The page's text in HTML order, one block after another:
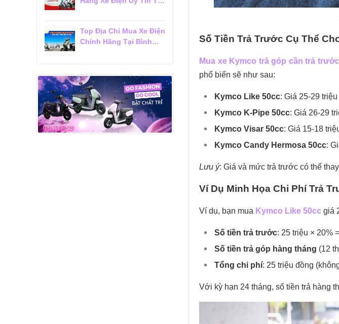
Số Tiền Trả Trước Cụ Thể
Mua xe Kymco trả góp cần trả
phổ biến sẽ như sau:
Kymco Like 50cc: Giá 25-29
Kymco K-Pipe 50cc: Giá 26-29
Kymco Visar 50cc: Giá 15-18
Kymco Candy Hermosa 50cc:
Lưu ý: Giá và mức trả trước có thể
Ví Dụ Minh Họa Chi Phí Trả
Ví dụ, bạn mua Kymco Like 50cc giá
Số tiền trả trước: 25 triệu × 20%
Số tiền trả góp hàng tháng (12
Tổng chi phí: 25 triệu đồng
Với kỳ hạn 24 tháng, số tiền trả hàng
Top Địa Chỉ Mua Xe Điện
Chính Hãng Tại Bình